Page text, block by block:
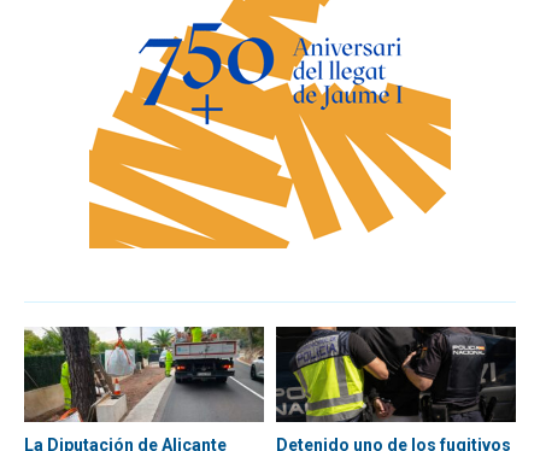
La Diputación de Alicante Detenido uno de los fugitivos